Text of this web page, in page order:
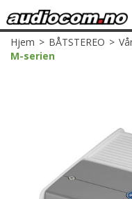
Hjem>BÅTSTEREO>
M-serien